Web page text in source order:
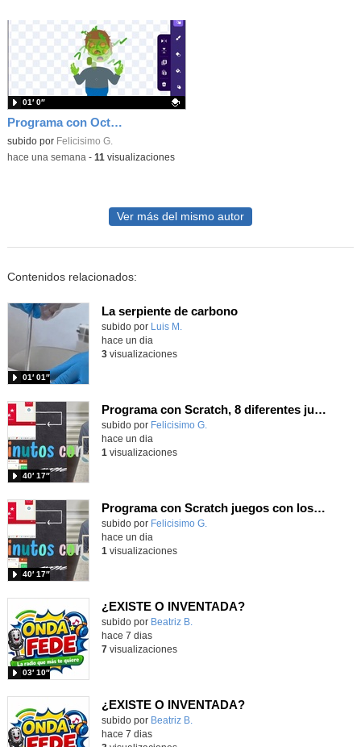
Programa con OctoStudio, un juego homenajeando al House of the dead con Zombies
Contenido educativo.
subido por Felicisimo G.
01′ 0″
-hace una semana - 11 visualizaciones
Ver más del mismo autor
Contenidos relacionados:
La serpiente de carbono
Contenido educativo.
subido por Luis M.
01′ 01″
hace un dia
3visualizaciones
Programa con Scratch, 8 diferentes juegos para vivir la emoción de los partidos de España en el mundial 2026
Contenido educativo.
subido por Felicisimo G.
40′ 17″
hace un dia
1 visualizaciones
Programa con Scratch juegos con los partidos del mundial 2026 ganados por España
Contenido educativo.
subido por Felicisimo G.
40′ 17″
hace un dia
1 visualizaciones
¿EXISTE O INVENTADA?
Contenido educativo.
subido por Beatriz B.
03′ 10″
hace 7 dias
7visualizaciones
¿EXISTE O INVENTADA?
Contenido educativo.
subido por Beatriz B.
hace 7 dias